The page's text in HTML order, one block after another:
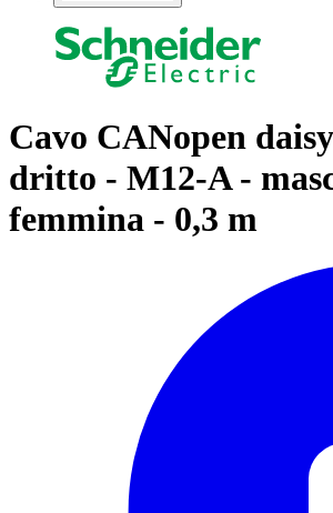
Cavo CANopen
dritto - M12-A -
femmina - 0,3 m